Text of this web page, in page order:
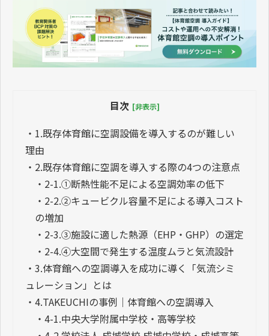
目次 [非表示]
・ 1.既存体育館に空調設備を導入するのが難しい
理由
・ 2.既存体育館に空調を導入する際の4つの注意点
・ 2-1.①断熱性能不足による空調効率の低下
・ 2-2.②キュービクル容量不足による導入コスト
の増加
・ 2-3.③施設に適した熱源（EHP・GHP）の選定
・ 2-4.④大空間で発生する温度ムラと気流設計
・ 3.体育館への空調導入を成功に導く「気流シミ
ュレーション」とは
・ 4.TAKEUCHIの事例｜体育館への空調導入
・ 4-1.中央大学附属中学校・高等学校